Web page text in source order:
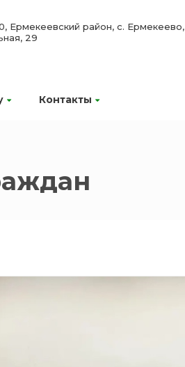
Контакты
Ермекеевский район, с. Ермекеево,
29